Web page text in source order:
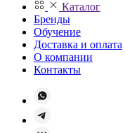
Каталог
Бренды
Обучение
Доставка и оплата
О компании
Контакты